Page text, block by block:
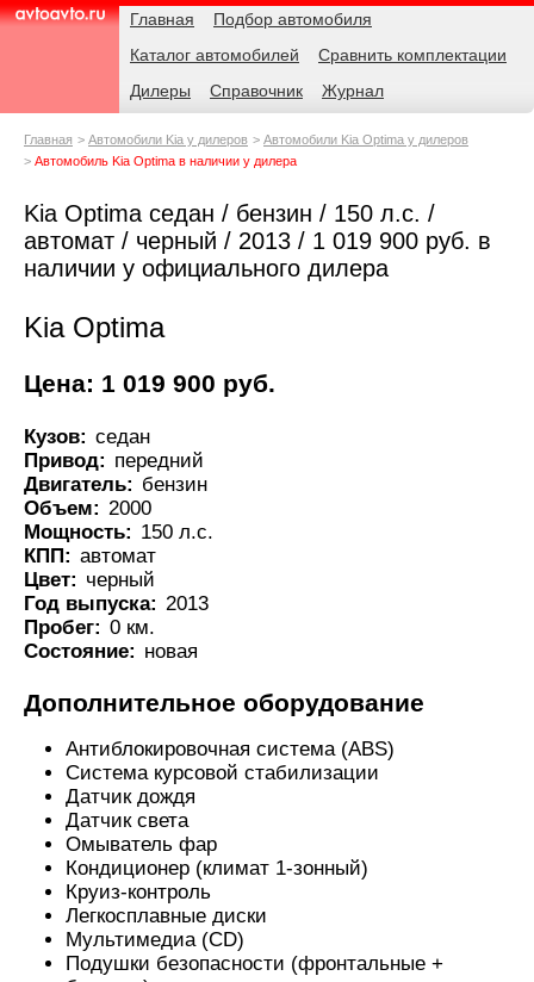
AvtoAvto.ru
Навигация Главная
Подбор автомобиля
Каталог автомобилей
Сравнить комплектации
Дилеры
Справочник Журнал
Родительские
Главная Автомобили Kia у дилеров
Автомобили Kia Optima у дилеров
Автомобиль Kia Optima в наличии у дилера
Kia Optima седан / бензин / 150 л.с. /
автомат / черный / 2013 / 1 019 900 руб. в
наличии у официального дилера
Kia Optima
Цена: 1 019 900 руб.
Кузов: седан
Привод: передний
Двигатель: бензин
Объем: 2000
Мощность: 150 л.с.
КПП: автомат
Цвет: черный
Год выпуска: 2013
Пробег: 0 км.
Состояние: новая
Дополнительное оборудование
Антиблокировочная система (ABS)
Система курсовой стабилизации
Датчик дождя
Датчик света
Омыватель фар
Кондиционер (климат 1-зонный)
Круиз-контроль
Легкосплавные диски
Мультимедиа (CD)
Подушки безопасности (фронтальные +